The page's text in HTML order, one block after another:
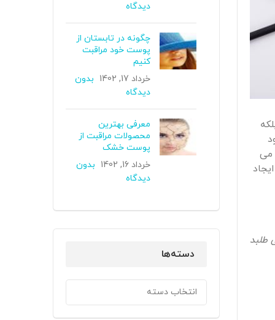
می
طلبد
دیدگاه
چگونه در تابستان از
پوست خود مراقبت
کنیم
خرداد 17, 1402
بدون
دیدگاه
معرفی بهترین
محصولات مراقبت از
پوست خشک
خرداد 16, 1402
بدون
دیدگاه
دسته‌ها